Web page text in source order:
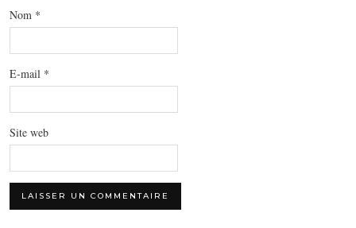
Nom *
E-mail *
Site web